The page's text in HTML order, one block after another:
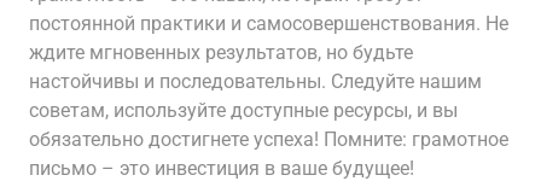
постоянной практики и самосовершенствования. Не
ждите мгновенных результатов, но будьте
настойчивы и последовательны. Следуйте нашим
советам, используйте доступные ресурсы, и вы
обязательно достигнете успеха! Помните: грамотное
письмо – это инвестиция в ваше будущее!